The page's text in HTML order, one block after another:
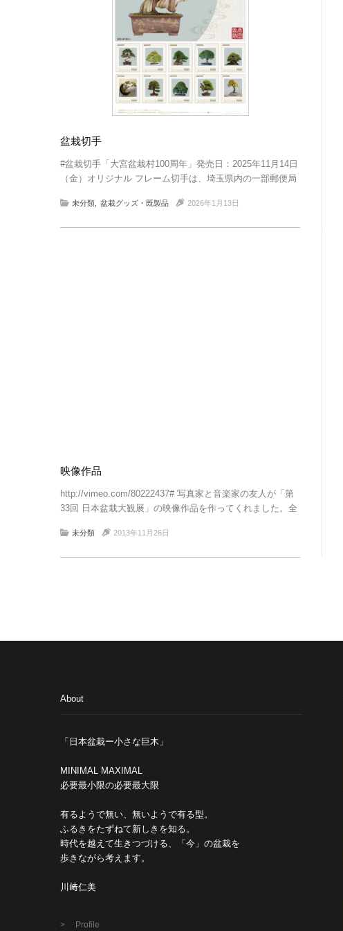
盆栽切手
#盆栽切手「大宮盆栽村100周年」発売日：2025年11月14日
（金）オリジナル フレーム切手は、埼玉県内の一部郵便局
未分類 盆栽グッズ・既製品 2026年1月13日
映像作品
http://vimeo.com/80222437# 写真家と音楽家の友人が「第
33回 日本盆栽大観展」の映像作品を作ってくれました。全
シャッターを切る。それに音が […]
未分類 2013年11月26日
About
「日本盆栽ー小さな巨木」
MINIMAL MAXIMAL
必要最小限の必要最大限
有るようで無い、無いようで有る型。
ふるきをたずねて新しきを知る。
時代を越えて生きつづける、「今」の盆栽を
歩きながら考えます。
川﨑仁美
Profile